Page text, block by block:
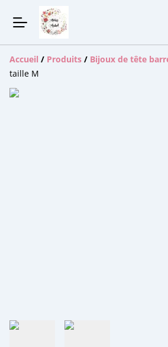
Accueil / Produits / Bijoux de tête
taille M